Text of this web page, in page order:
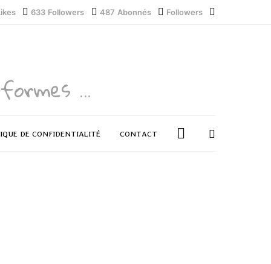
633 Followers 487 Abonnés Followers
...
DE CONFIDENTIALITÉ CONTACT